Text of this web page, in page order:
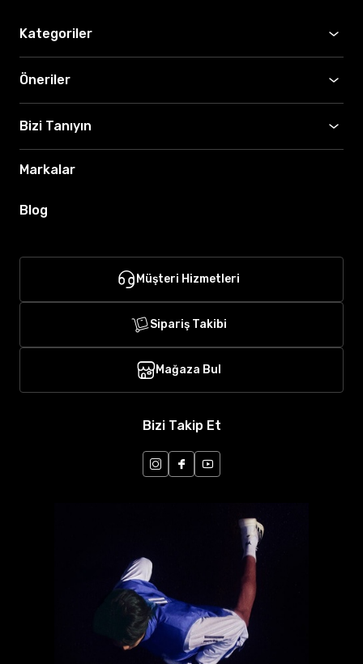
Kategoriler
Öneriler
Bizi Tanıyın
Markalar
Blog
Müşteri Hizmetleri
Sipariş Takibi
Mağaza Bul
Bizi Takip Et